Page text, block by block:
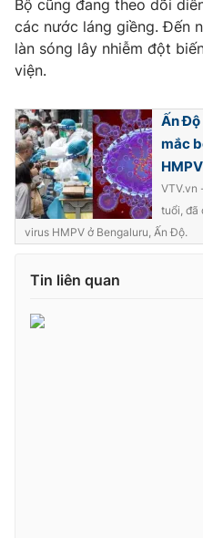
Ðiện thoại Thời báo VTV:
Email:toasoan@vtv.vn
Liên hệ quảng cáo:
024-
® Cấm sao chép dưới mọi hình
Bộ cũng đang theo dõi
các nước láng giềng. Đến
làn sóng lây nhiễm đột
viện.
Ấn Độ
mắc
HMPV
VTV.vn
tuổi, đã
virus HMPV ở Bengaluru, Ấn Độ.
Tin liên quan